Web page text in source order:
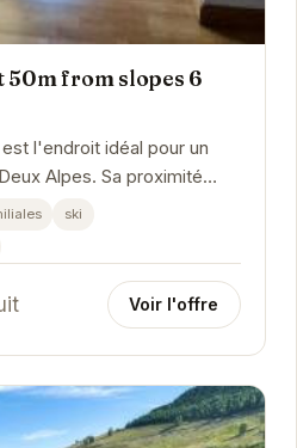
50m from slopes 6
l'endroit idéal pour un
Alpes. Sa proximité
fait un choix parfait...
ski
Voir l'offre